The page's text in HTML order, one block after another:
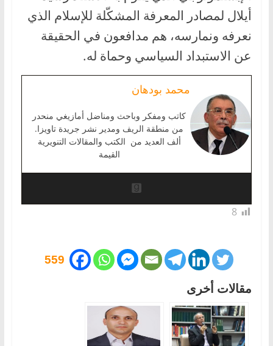
أيلال لمصادر المعرفة المشكّلة للإسلام الذي
نعرفه ونمارسه، هم مدافعون في الحقيقة
عن الاستبداد السياسي وحماة له.
محمد بودهان
كاتب ومفكر وباحث ومناضل أمازيغي منحدر
من منطقة الريف ومدير نشر جريدة تاويزا.
ألف العديد من الكتب والمقالات التنويرية
القيمة
8
559
مقالات أخرى